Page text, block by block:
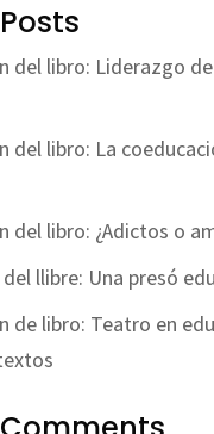
del libro: Liderazgo
del libro: La
del libro: ¿Adictos o
llibre: Una presó
de libro: Teatro en